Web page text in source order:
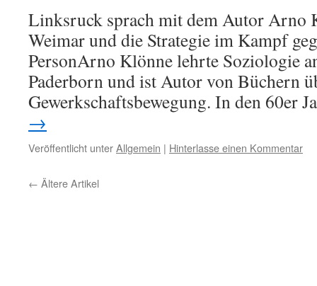
Linksruck sprach mit dem Autor Arno
Weimar und die Strategie im Kampf
PersonArno Klönne lehrte Soziologie
Paderborn und ist Autor von Büchern
Gewerkschaftsbewegung. In den 60er
→
Veröffentlicht unterAllgemein | Hinterlasse einen Kommentar
← Ältere Artikel